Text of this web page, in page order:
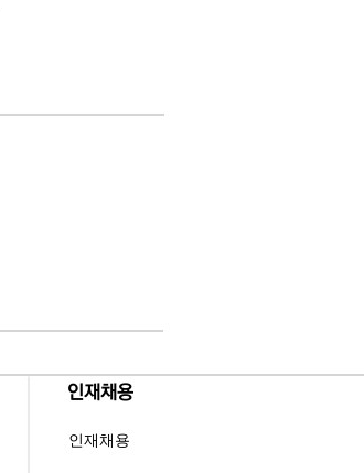
​인재채용
인재채용